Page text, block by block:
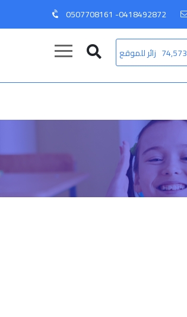
0418492872- 0507708161
74,573 زائر للموقع